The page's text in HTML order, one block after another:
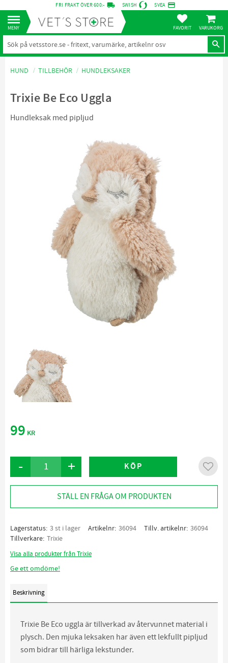
Meny
FRI FRAKT ÖVER 600:- local_shipping SWISH SVEA credit_card
FAVORITER
HUND TILLBEHÖR HUNDLEKSAKER
Trixie Be Eco Uggla
Hundleksak med pipljud
99 KR
+
- KÖP Lägg
STÄLL EN FRÅGA OM PRODUKTEN
Lagerstatus 3 st i lager Artikelnr 36094 Tillv. artikelnr 36094
Tillverkare Trixie
Visa alla produkter från Trixie
Ge ett omdöme!
Beskrivning
Trixie Be Eco uggla är tillverkad av återvunnet material i
plysch. Den mjuka leksaken har även ett lekfullt pipljud
som bidrar till härliga lekstunder.